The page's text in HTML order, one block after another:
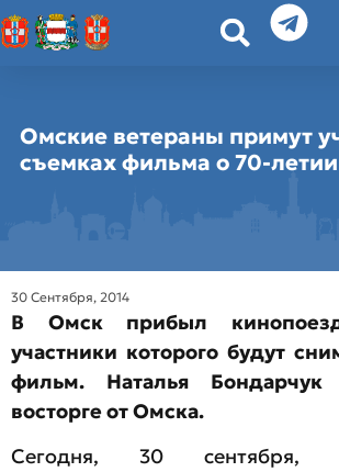
Омские ветераны примут
съемках фильма о 70-
30 Сентября, 2014
В Омск прибыл
участники которого будут
фильм. Наталья Бондарчук
восторге от Омска.
Сегодня, 30 сентября,